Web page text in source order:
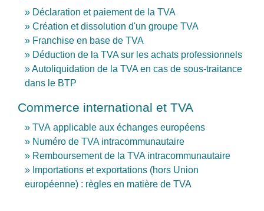
Déclaration et paiement de la TVA
Création et dissolution d'un groupe TVA
Franchise en base de TVA
Déduction de la TVA sur les achats professionnels
Autoliquidation de la TVA en cas de sous-traitance
dans le BTP
Commerce international et TVA
TVA applicable aux échanges européens
Numéro de TVA intracommunautaire
Remboursement de la TVA intracommunautaire
Importations et exportations (hors Union
européenne) : règles en matière de TVA